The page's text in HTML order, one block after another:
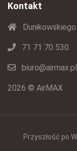
Kontakt
71 71 70 530
biuro@airmax.pl
2026 © AirMAX
Przyszłość po